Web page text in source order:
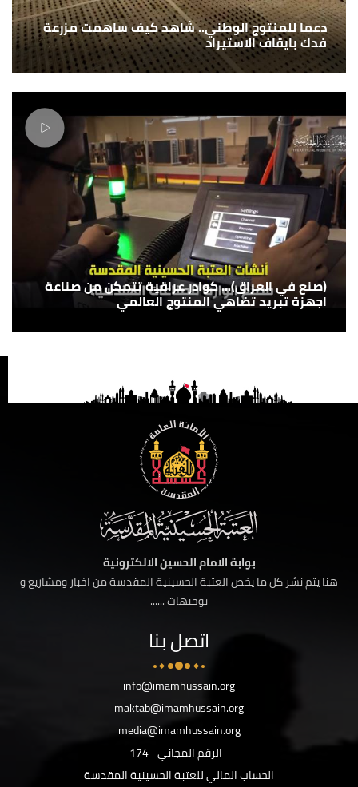
دعما للمنتوج الوطني.. شاهد كيف ساهمت مزرعة
فدك بايقاف الاستيراد
(صنع في العراق)... كوادر عراقية تتمكن من صناعة
اجهزة تبريد تضاهي المنتوج العالمي
بوابة الامام الحسين الالكترونية
هنا يتم نشر كل ما يخص العتبة الحسينية المقدسة من اخبار ومشاريع و
توجيهات ......
اتصل بنا
info@imamhussain.org
maktab@imamhussain.org
media@imamhussain.org
الرقم المجاني 174
الحساب المالي للعتبة الحسينية المقدسة